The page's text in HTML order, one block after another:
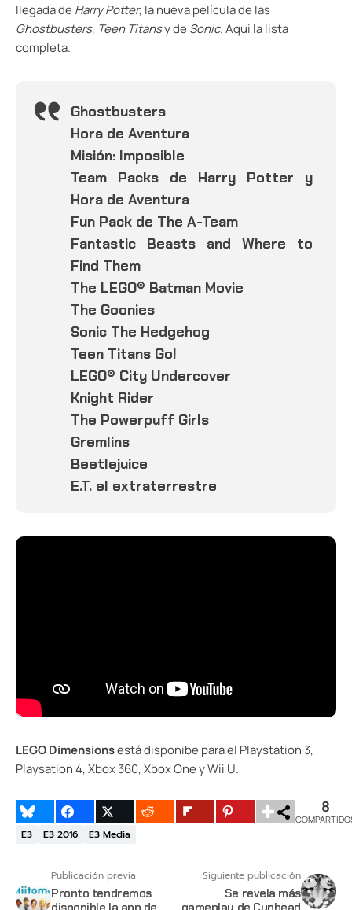
llegada de Harry Potter, la nueva película de las
Ghostbusters, Teen Titansy de Sonic. Aqui la lista
completa.
Ghostbusters
Hora de Aventura
Misión: Imposible
Team Packs de Harry Potter y
Hora de Aventura
Fun Pack de The A-Team
Fantastic Beasts and Where to
Find Them
The LEGO® Batman Movie
The Goonies
Sonic The Hedgehog
Teen Titans Go!
LEGO® City Undercover
Knight Rider
The Powerpuff Girls
Gremlins
Beetlejuice
E.T. el extraterrestre
LEGO Dimensionsestá disponibe para el Playstation 3,
Playsation 4, Xbox 360, Xbox One y Wii U.
8
E3 E3 2016 E3 Media
Publicación previa
Pronto tendremos
Siguiente publicación
Se revela más